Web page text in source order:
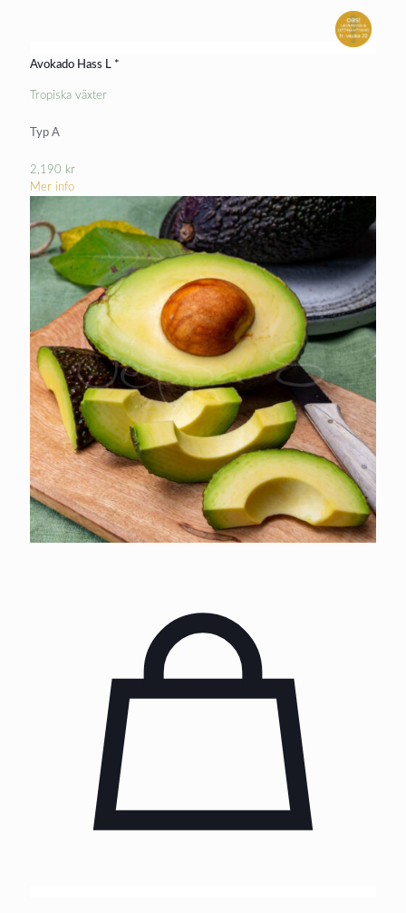
Avokado Hass L *
Tropiska växter
Typ A
2,190 kr
Mer info